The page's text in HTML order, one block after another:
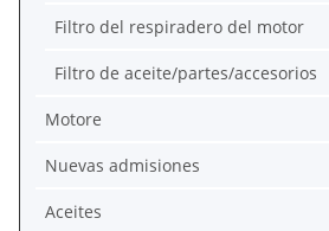
Filtro del respiradero del motor
Filtro de aceite/partes/accesorios
Motore
Nuevas admisiones
Aceites